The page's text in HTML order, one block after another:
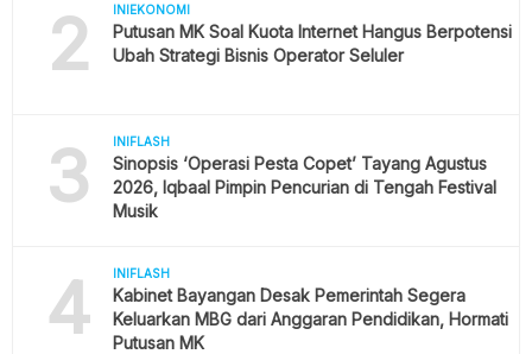
2 INIEKONOMI
Putusan MK Soal Kuota Internet Hangus Berpotensi
Ubah Strategi Bisnis Operator Seluler
3 INIFLASH
Sinopsis ‘Operasi Pesta Copet’ Tayang Agustus
2026, Iqbaal Pimpin Pencurian di Tengah Festival
Musik
4 INIFLASH
Kabinet Bayangan Desak Pemerintah Segera
Keluarkan MBG dari Anggaran Pendidikan, Hormati
Putusan MK